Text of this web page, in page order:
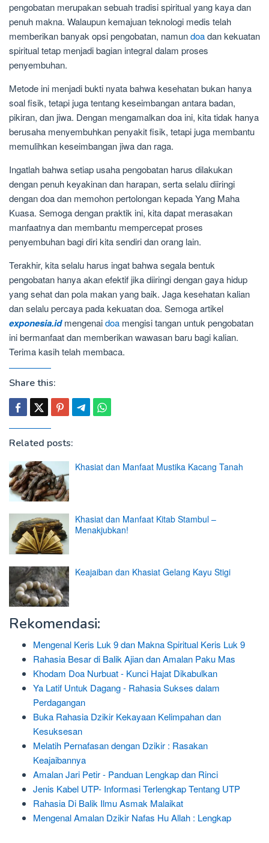
pengobatan merupakan sebuah tradisi spiritual yang kaya dan
penuh makna. Walaupun kemajuan teknologi medis telah
memberikan banyak opsi pengobatan, namundoadan kekuatan
spiritual tetap menjadi bagian integral dalam proses
penyembuhan.
Metode ini menjadi bukti nyata bahwa kesehatan bukan hanya
soal fisik, tetapi juga tentang keseimbangan antara badan,
pikiran, dan jiwa. Dengan mengamalkan doa ini, kita tidak hanya
berusaha menyembuhkan penyakit fisik, tetapi juga membantu
memulihkan keseimbangan jiwa dan raga.
Ingatlah bahwa setiap usaha pengobatan harus dilakukan
dengan penuh keyakinan dan harapan, serta selalu diiringi
dengan doa dan memohon pertolongan kepada Yang Maha
Kuasa. Semoga dengan praktik ini, kita dapat merasakan
manfaatnya dan membantu mempercepat proses
penyembuhan bagi diri kita sendiri dan orang lain.
Terakhir, kita selalu harus ingat bahwa segala bentuk
pengobatan hanya akan efektif jika diiringi dengan gaya hidup
yang sehat dan pola makan yang baik. Jaga kesehatan kalian
dan selalu percaya pada kekuatan doa. Semoga artikel
exponesia.idmengenaidoa mengisi tangan untuk pengobatan
ini bermanfaat dan memberikan wawasan baru bagi kalian.
Terima kasih telah membaca.
Share this:
Related posts:
Khasiat dan Manfaat Mustika Kacang Tanah
Khasiat dan Manfaat Kitab Stambul –
Menakjubkan!
Keajaiban dan Khasiat Gelang Kayu Stigi
Rekomendasi:
Mengenal Keris Luk 9 dan Makna Spiritual Keris Luk 9
Rahasia Besar di Balik Ajian dan Amalan Paku Mas
Khodam Doa Nurbuat - Kunci Hajat Dikabulkan
Ya Latif Untuk Dagang - Rahasia Sukses dalam
Perdagangan
Buka Rahasia Dzikir Kekayaan Kelimpahan dan
Kesuksesan
Melatih Pernafasan dengan Dzikir : Rasakan
Keajaibannya
Amalan Jari Petir - Panduan Lengkap dan Rinci
Jenis Kabel UTP- Informasi Terlengkap Tentang UTP
Rahasia Di Balik Ilmu Asmak Malaikat
Mengenal Amalan Dzikir Nafas Hu Allah : Lengkap